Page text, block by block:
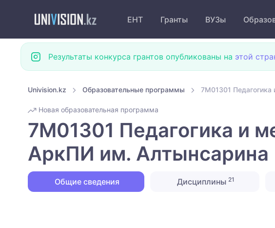
ЕНТ Гранты ВУЗы
Результаты конкурса грантов опубликованы на этой
Univision.kz Образовательные программы 7M01301
Новая образовательная программа
7M01301 Педагогика и
АркПИ им. Алтынсарина
Общие сведения Дисциплины21